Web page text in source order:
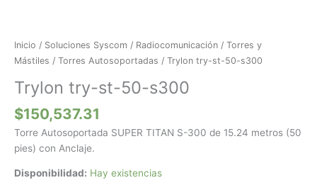
Inicio / Soluciones Syscom / Radiocomunicación / Torres y
Mástiles / Torres Autosoportadas / Trylon try-st-50-s300
Trylon try-st-50-s300
$150,537.31
Torre Autosoportada SUPER TITAN S-300 de 15.24 metros (50
pies) con Anclaje.
Disponibilidad: Hay existencias